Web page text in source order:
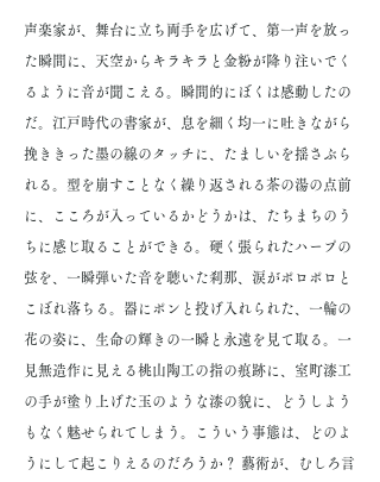
声楽家が、舞台に立ち両手を広げて、第一声を放っ
た瞬間に、天空からキラキラと金粉が降り注いでく
るように音が聞こえる。瞬間的にぼくは感動したの
だ。江戸時代の書家が、息を細く均一に吐きながら
挽ききった墨の線のタッチに、たましいを揺さぶら
れる。型を崩すことなく繰り返される茶の湯の点前
に、こころが入っているかどうかは、たちまちのう
ちに感じ取ることができる。硬く張られたハープの
弦を、一瞬弾いた音を聴いた刹那、涙がポロポロと
こぼれ落ちる。器にポンと投げ入れられた、一輪の
花の姿に、生命の輝きの一瞬と永遠を見て取る。一
見無造作に見える桃山陶工の指の痕跡に、室町漆工
の手が塗り上げた玉のような漆の貌に、どうしよう
もなく魅せられてしまう。こういう事態は、どのよ
うにして起こりえるのだろうか？ 藝術が、むしろ言